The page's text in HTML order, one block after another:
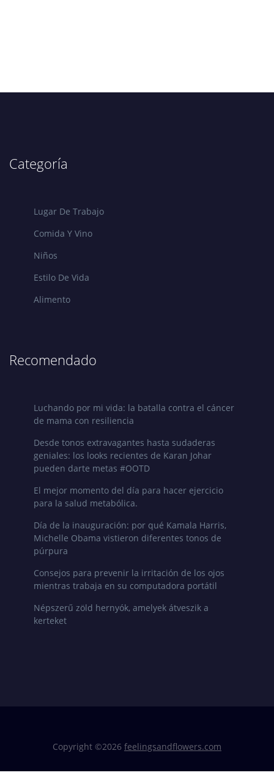
Categoría
Lugar De Trabajo
Comida Y Vino
Niños
Estilo De Vida
Alimento
Recomendado
Luchando por mi vida: la batalla contra el cáncer
de mama con resiliencia
Desde tonos extravagantes hasta sudaderas
geniales: los looks recientes de Karan Johar
pueden darte metas #OOTD
El mejor momento del día para hacer ejercicio
para la salud metabólica.
Día de la inauguración: por qué Kamala Harris,
Michelle Obama vistieron diferentes tonos de
púrpura
Consejos para prevenir la irritación de los ojos
mientras trabaja en su computadora portátil
Népszerű zöld hernyók, amelyek átveszik a
kerteket
Copyright ©2026 feelingsandflowers.com